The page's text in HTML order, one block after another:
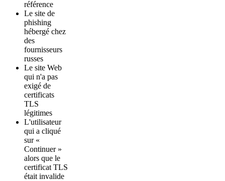
référence
Le site de
phishing
hébergé chez
des
fournisseurs
russes
Le site Web
qui n'a pas
exigé de
certificats
TLS
légitimes
L'utilisateur
qui a cliqué
sur «
Continuer »
alors que le
certificat TLS
était invalide